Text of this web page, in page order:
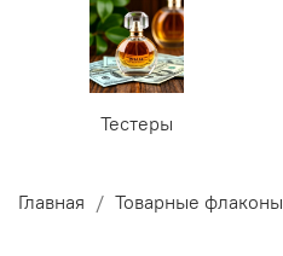
Тестеры
Главная Товарные флаконы